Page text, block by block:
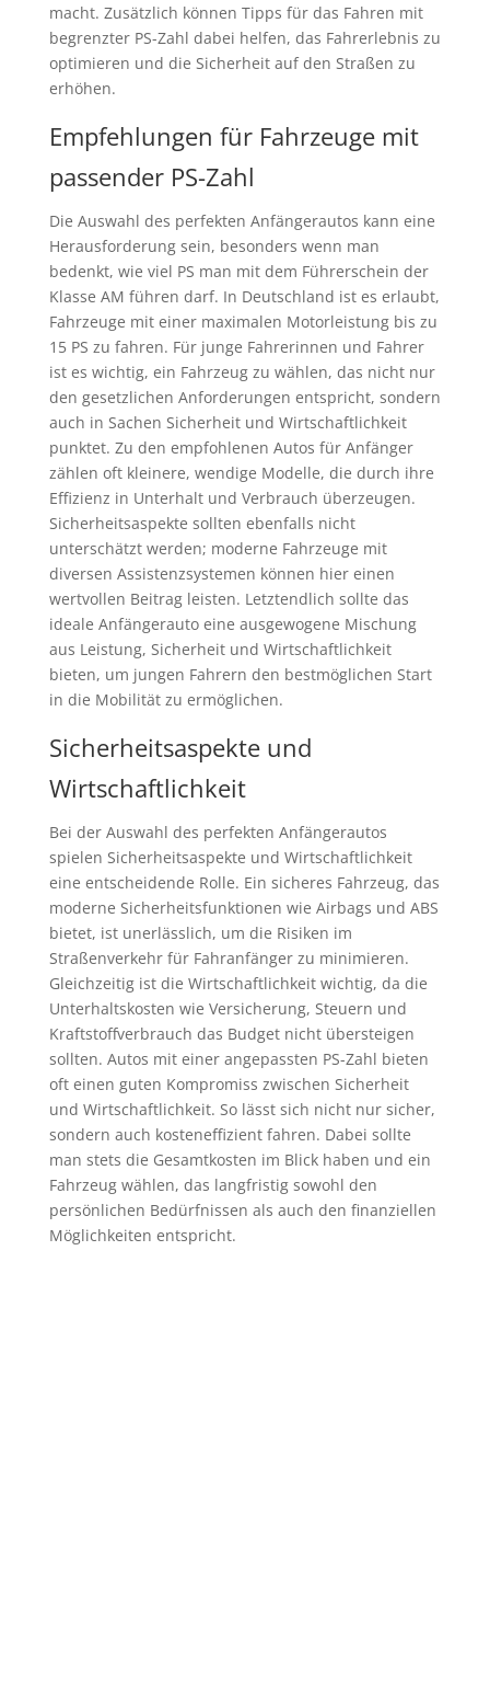
macht. Zusätzlich können Tipps für das Fahren mit
begrenzter PS-Zahl dabei helfen, das Fahrerlebnis zu
optimieren und die Sicherheit auf den Straßen zu
erhöhen.
Empfehlungen für Fahrzeuge mit
passender PS-Zahl
Die Auswahl des perfekten Anfängerautos kann eine
Herausforderung sein, besonders wenn man
bedenkt, wie viel PS man mit dem Führerschein der
Klasse AM führen darf. In Deutschland ist es erlaubt,
Fahrzeuge mit einer maximalen Motorleistung bis zu
15 PS zu fahren. Für junge Fahrerinnen und Fahrer
ist es wichtig, ein Fahrzeug zu wählen, das nicht nur
den gesetzlichen Anforderungen entspricht, sondern
auch in Sachen Sicherheit und Wirtschaftlichkeit
punktet. Zu den empfohlenen Autos für Anfänger
zählen oft kleinere, wendige Modelle, die durch ihre
Effizienz in Unterhalt und Verbrauch überzeugen.
Sicherheitsaspekte sollten ebenfalls nicht
unterschätzt werden; moderne Fahrzeuge mit
diversen Assistenzsystemen können hier einen
wertvollen Beitrag leisten. Letztendlich sollte das
ideale Anfängerauto eine ausgewogene Mischung
aus Leistung, Sicherheit und Wirtschaftlichkeit
bieten, um jungen Fahrern den bestmöglichen Start
in die Mobilität zu ermöglichen.
Sicherheitsaspekte und
Wirtschaftlichkeit
Bei der Auswahl des perfekten Anfängerautos
spielen Sicherheitsaspekte und Wirtschaftlichkeit
eine entscheidende Rolle. Ein sicheres Fahrzeug, das
moderne Sicherheitsfunktionen wie Airbags und ABS
bietet, ist unerlässlich, um die Risiken im
Straßenverkehr für Fahranfänger zu minimieren.
Gleichzeitig ist die Wirtschaftlichkeit wichtig, da die
Unterhaltskosten wie Versicherung, Steuern und
Kraftstoffverbrauch das Budget nicht übersteigen
sollten. Autos mit einer angepassten PS-Zahl bieten
oft einen guten Kompromiss zwischen Sicherheit
und Wirtschaftlichkeit. So lässt sich nicht nur sicher,
sondern auch kosteneffizient fahren. Dabei sollte
man stets die Gesamtkosten im Blick haben und ein
Fahrzeug wählen, das langfristig sowohl den
persönlichen Bedürfnissen als auch den finanziellen
Möglichkeiten entspricht.